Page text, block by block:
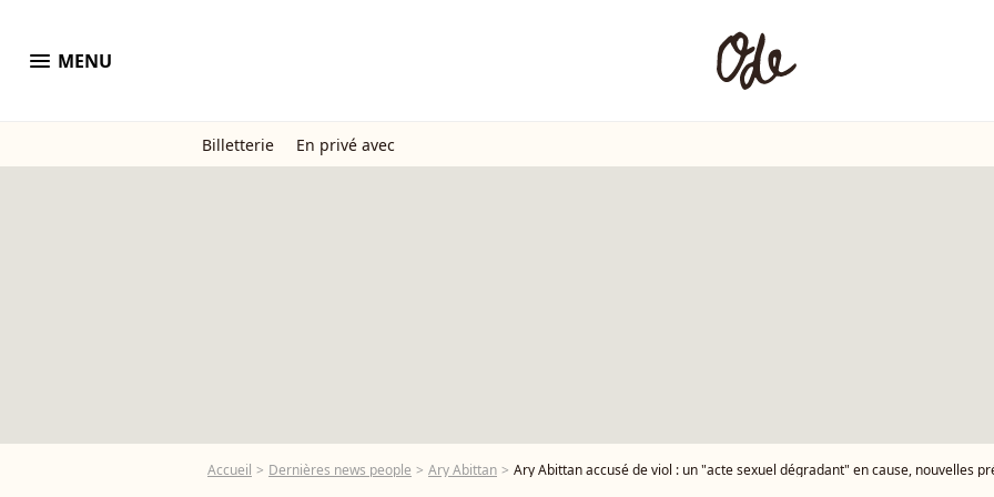
menu MENU
Billetterie En privé avec
Accueil Dernières news people Ary Abittan Ary Abittan accusé de viol : un "acte sexuel dégradant" en cause, nouvelles